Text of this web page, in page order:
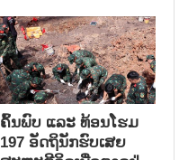
ຄົ້ນ​ພົບ ແລະ ທ້ອນ​ໂຮມ
197 ອັດ​ຖິ​ນັກ​ຮົບ​ເສຍ​